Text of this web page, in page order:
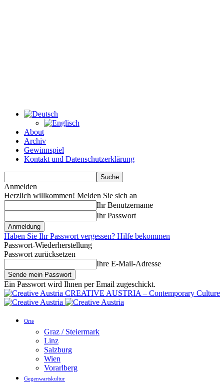
About
Archiv
Gewinnspiel
Kontakt und Datenschutzerklärung
Anmelden
Herzlich willkommen! Melden Sie sich an
Ihr Benutzername
Ihr Passwort
Haben Sie Ihr Passwort vergessen? Hilfe bekommen
Passwort-Wiederherstellung
Passwort zurücksetzen
Ihre E-Mail-Adresse
Ein Passwort wird Ihnen per Email zugeschickt.
CREATIVE AUSTRIA – Contemporary Culture
Orte
Graz / Steiermark
Linz
Salzburg
Wien
Vorarlberg
Gegenwartskultur